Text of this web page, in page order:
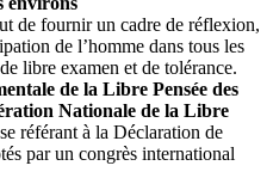
de fournir un cadre de réflexion,
de l’homme dans tous les
libre examen et de tolérance.
de la Libre Pensée des
Nationale de la Libre
référant à la Déclaration de
par un congrès international